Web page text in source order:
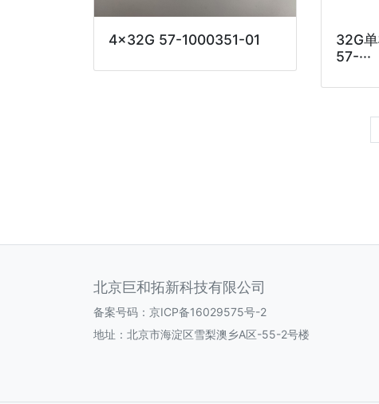
4x32G 57-1000351-01
32G
57-···
北京巨和拓新科技有限公司
备案号码： 京ICP备16029575号-2
地址：北京市海淀区雪梨澳乡A区-55-2号楼